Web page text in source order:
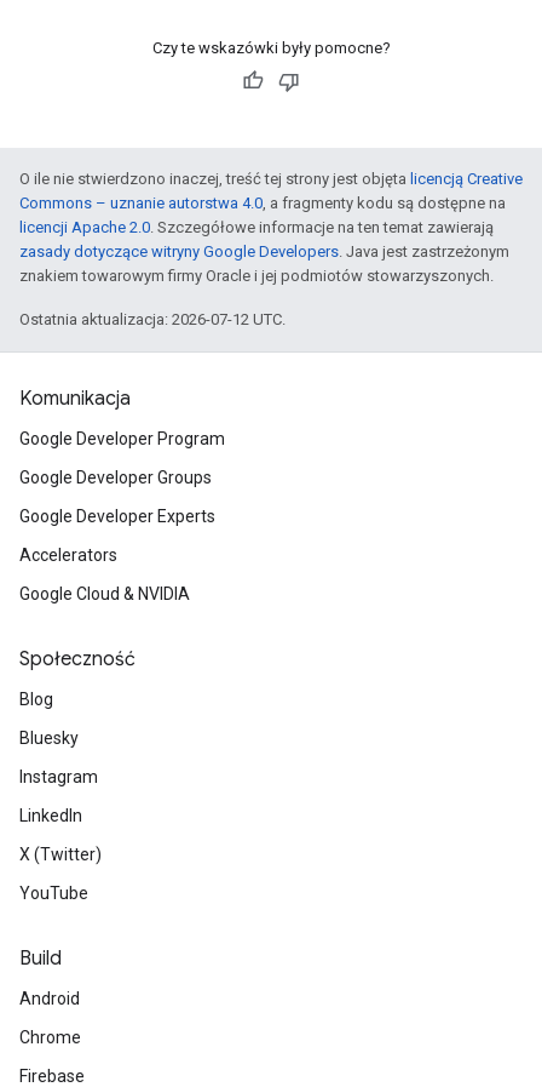
Czy te wskazówki były pomocne?
O ile nie stwierdzono inaczej, treść tej strony jest objęta licencją Creative
Commons – uznanie autorstwa 4.0, a fragmenty kodu są dostępne na
licencji Apache 2.0. Szczegółowe informacje na ten temat zawierają
zasady dotyczące witryny Google Developers. Java jest zastrzeżonym
znakiem towarowym firmy Oracle i jej podmiotów stowarzyszonych.
Ostatnia aktualizacja: 2026-07-12 UTC.
Komunikacja
Google Developer Program
Google Developer Groups
Google Developer Experts
Accelerators
Google Cloud & NVIDIA
Społeczność
Blog
Bluesky
Instagram
LinkedIn
X (Twitter)
YouTube
Build
Android
Chrome
Firebase